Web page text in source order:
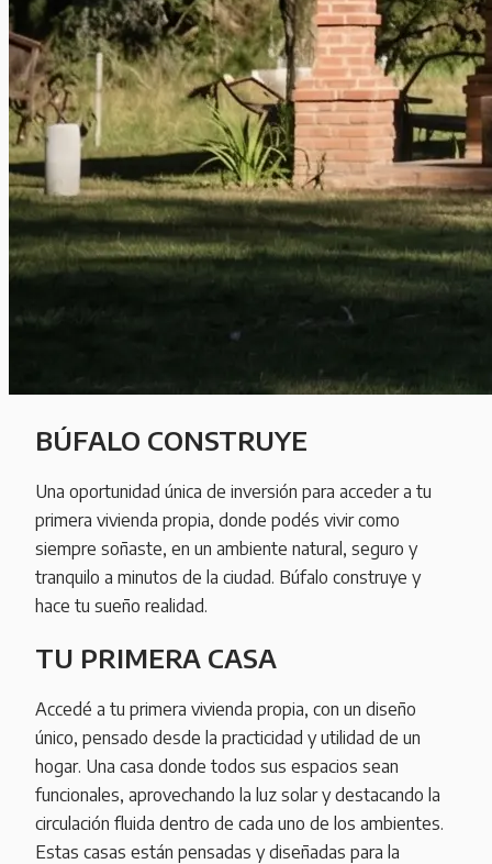
BÚFALO CONSTRUYE
Una oportunidad única de inversión para acceder a tu
primera vivienda propia, donde podés vivir como
siempre soñaste, en un ambiente natural, seguro y
tranquilo a minutos de la ciudad. Búfalo construye y
hace tu sueño realidad.
TU PRIMERA CASA
Accedé a tu primera vivienda propia, con un diseño
único, pensado desde la practicidad y utilidad de un
hogar. Una casa donde todos sus espacios sean
funcionales, aprovechando la luz solar y destacando la
circulación fluida dentro de cada uno de los ambientes.
Estas casas están pensadas y diseñadas para la